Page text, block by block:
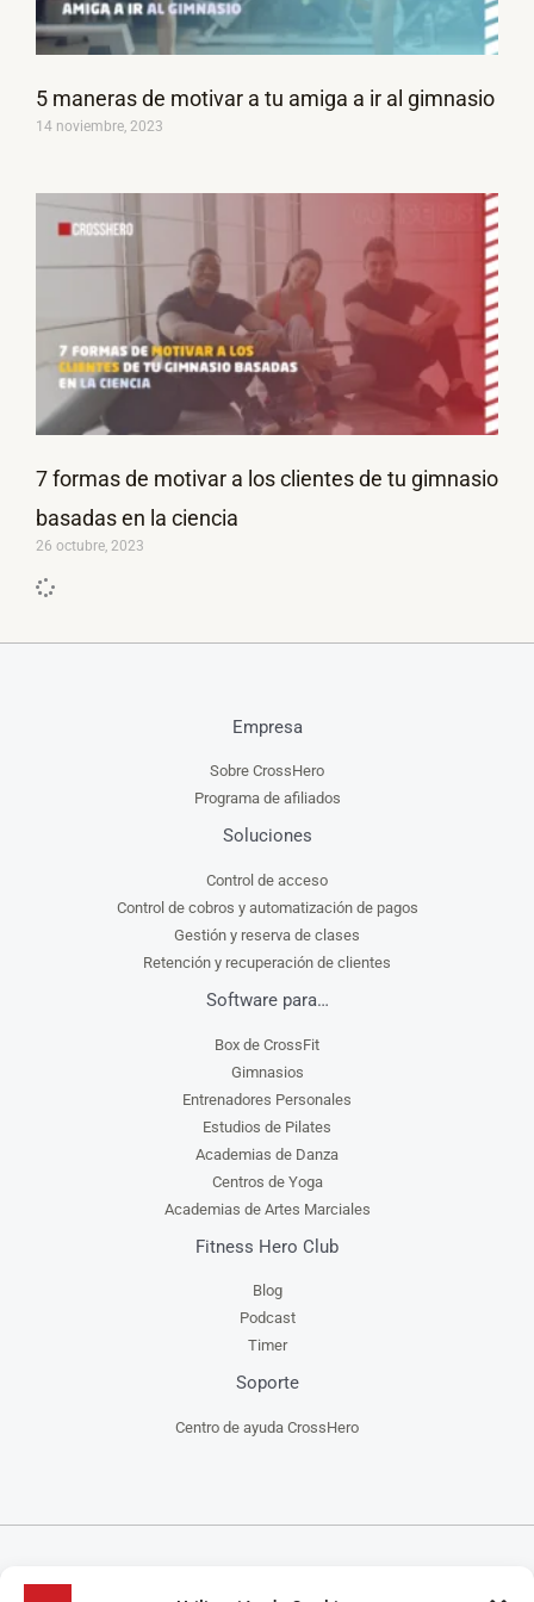
5 maneras de motivar a tu amiga a ir al gimnasio
14 noviembre, 2023
7 formas de motivar a los clientes de tu gimnasio
basadas en la ciencia
26 octubre, 2023
Empresa
Sobre CrossHero
Programa de afiliados
Soluciones
Control de acceso
Control de cobros y automatización de pagos
Gestión y reserva de clases
Retención y recuperación de clientes
Software para…
Box de CrossFit
Gimnasios
Entrenadores Personales
Estudios de Pilates
Academias de Danza
Centros de Yoga
Academias de Artes Marciales
Fitness Hero Club
Blog
Podcast
Timer
Soporte
Centro de ayuda CrossHero
CrossHero es un software y app todo en uno, para la gestión de gimnasios, centros de